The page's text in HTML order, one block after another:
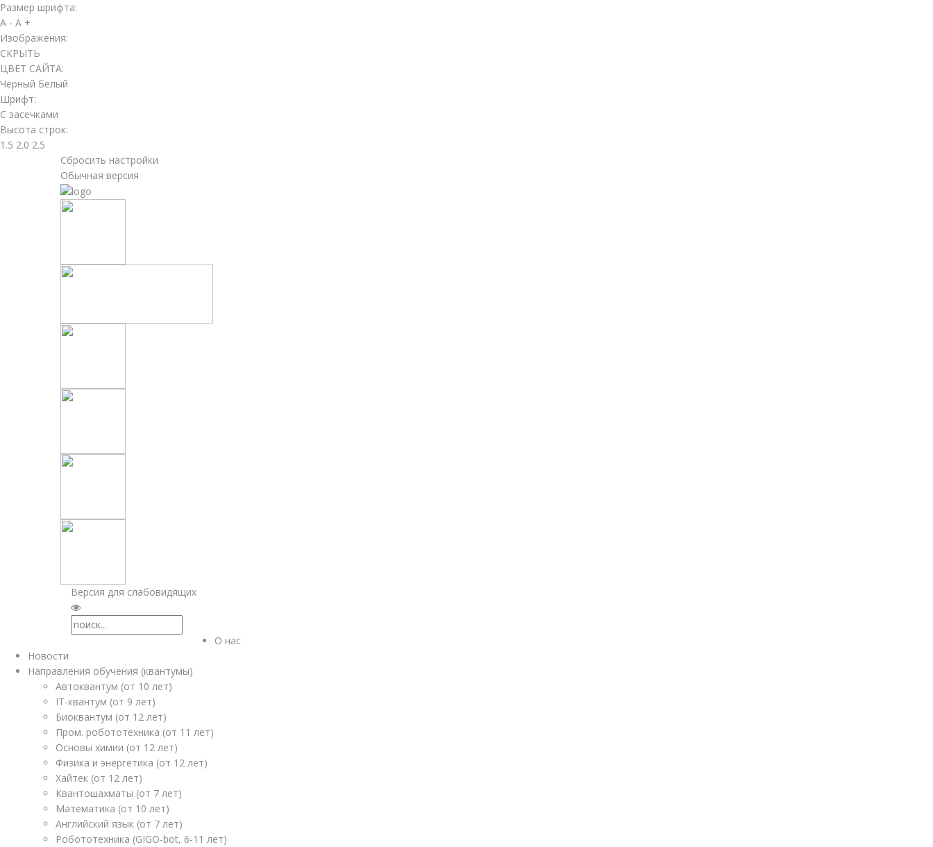
Размер шрифта:
A - A +
Изображения:
СКРЫТЬ
ЦВЕТ САЙТА:
Чёрный Белый
Шрифт:
С засечками
Высота строк:
1.5 2.0 2.5
Сбросить настройки
Обычная версия
Версия для слабовидящих
О нас
Новости
Направления обучения (квантумы)
Автоквантум (от 10 лет)
IT-квантум (от 9 лет)
Биоквантум (от 12 лет)
Пром. робототехника (от 11 лет)
Основы химии (от 12 лет)
Физика и энергетика (от 12 лет)
Хайтек (от 12 лет)
Квантошахматы (от 7 лет)
Математика (от 10 лет)
Английский язык (от 7 лет)
Робототехника (GIGO-bot, 6-11 лет)